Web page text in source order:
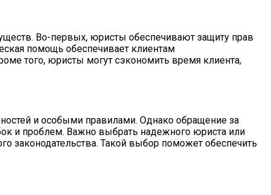
Во-первых, юристы обеспечивают защиту прав
помощь обеспечивает клиентам
того, юристы могут сэкономить время клиента,
и особыми правилами. Однако обращение за
и проблем. Важно выбрать надежного юриста или
Такой выбор поможет обеспечить